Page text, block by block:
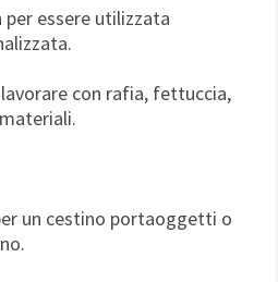
per essere utilizzata
con rafia, fettuccia,
un cestino portaoggetti o